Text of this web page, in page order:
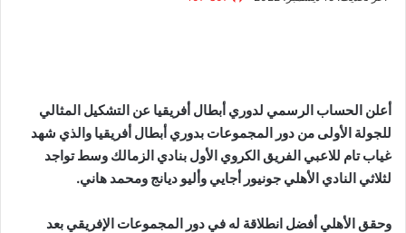
أعلن الحساب الرسمي لدوري أبطال أفريقيا عن التشكيل المثالي
للجولة الأولى من دور المجموعات بدوري أبطال أفريقيا والذي شهد
غياب تام للاعبي الفريق الكروي الأول بنادي الزمالك وسط تواجد
لثلاثي النادي الأهلي جونيور أجايي وأليو ديانج ومحمد هاني.
وحقق الأهلي أفضل انطلاقة له في دور المجموعات الإفريقي بعد